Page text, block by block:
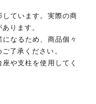
ています。実際の商
ります。
なるため、商品個々
了承ください。
や支柱を使用してく